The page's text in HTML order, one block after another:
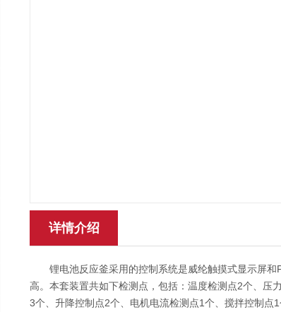
详情介绍
锂电池反应釜采用的控制系统是威纶触摸式显示屏和
高。本套装置共如下检测点，包括：温度检测点2个、压
3个、升降控制点2个、电机电流检测点1个、搅拌控制点